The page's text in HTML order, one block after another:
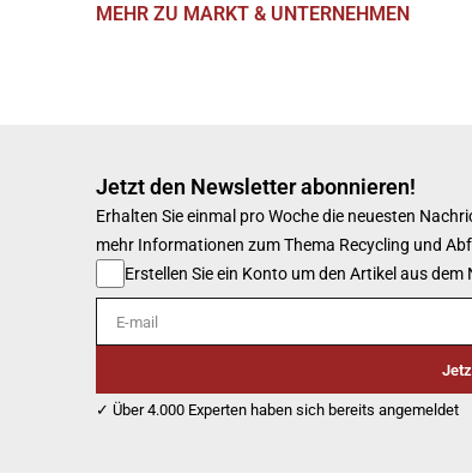
MEHR ZU MARKT & UNTERNEHMEN
Jetzt den Newsletter abonnieren!
Erhalten Sie einmal pro Woche die neuesten
mehr Informationen zum Thema Recycling und
Erstellen Sie ein Konto um den Artikel aus dem
E-mail
✓ Über 4.000 Experten haben sich bereits angemeldet